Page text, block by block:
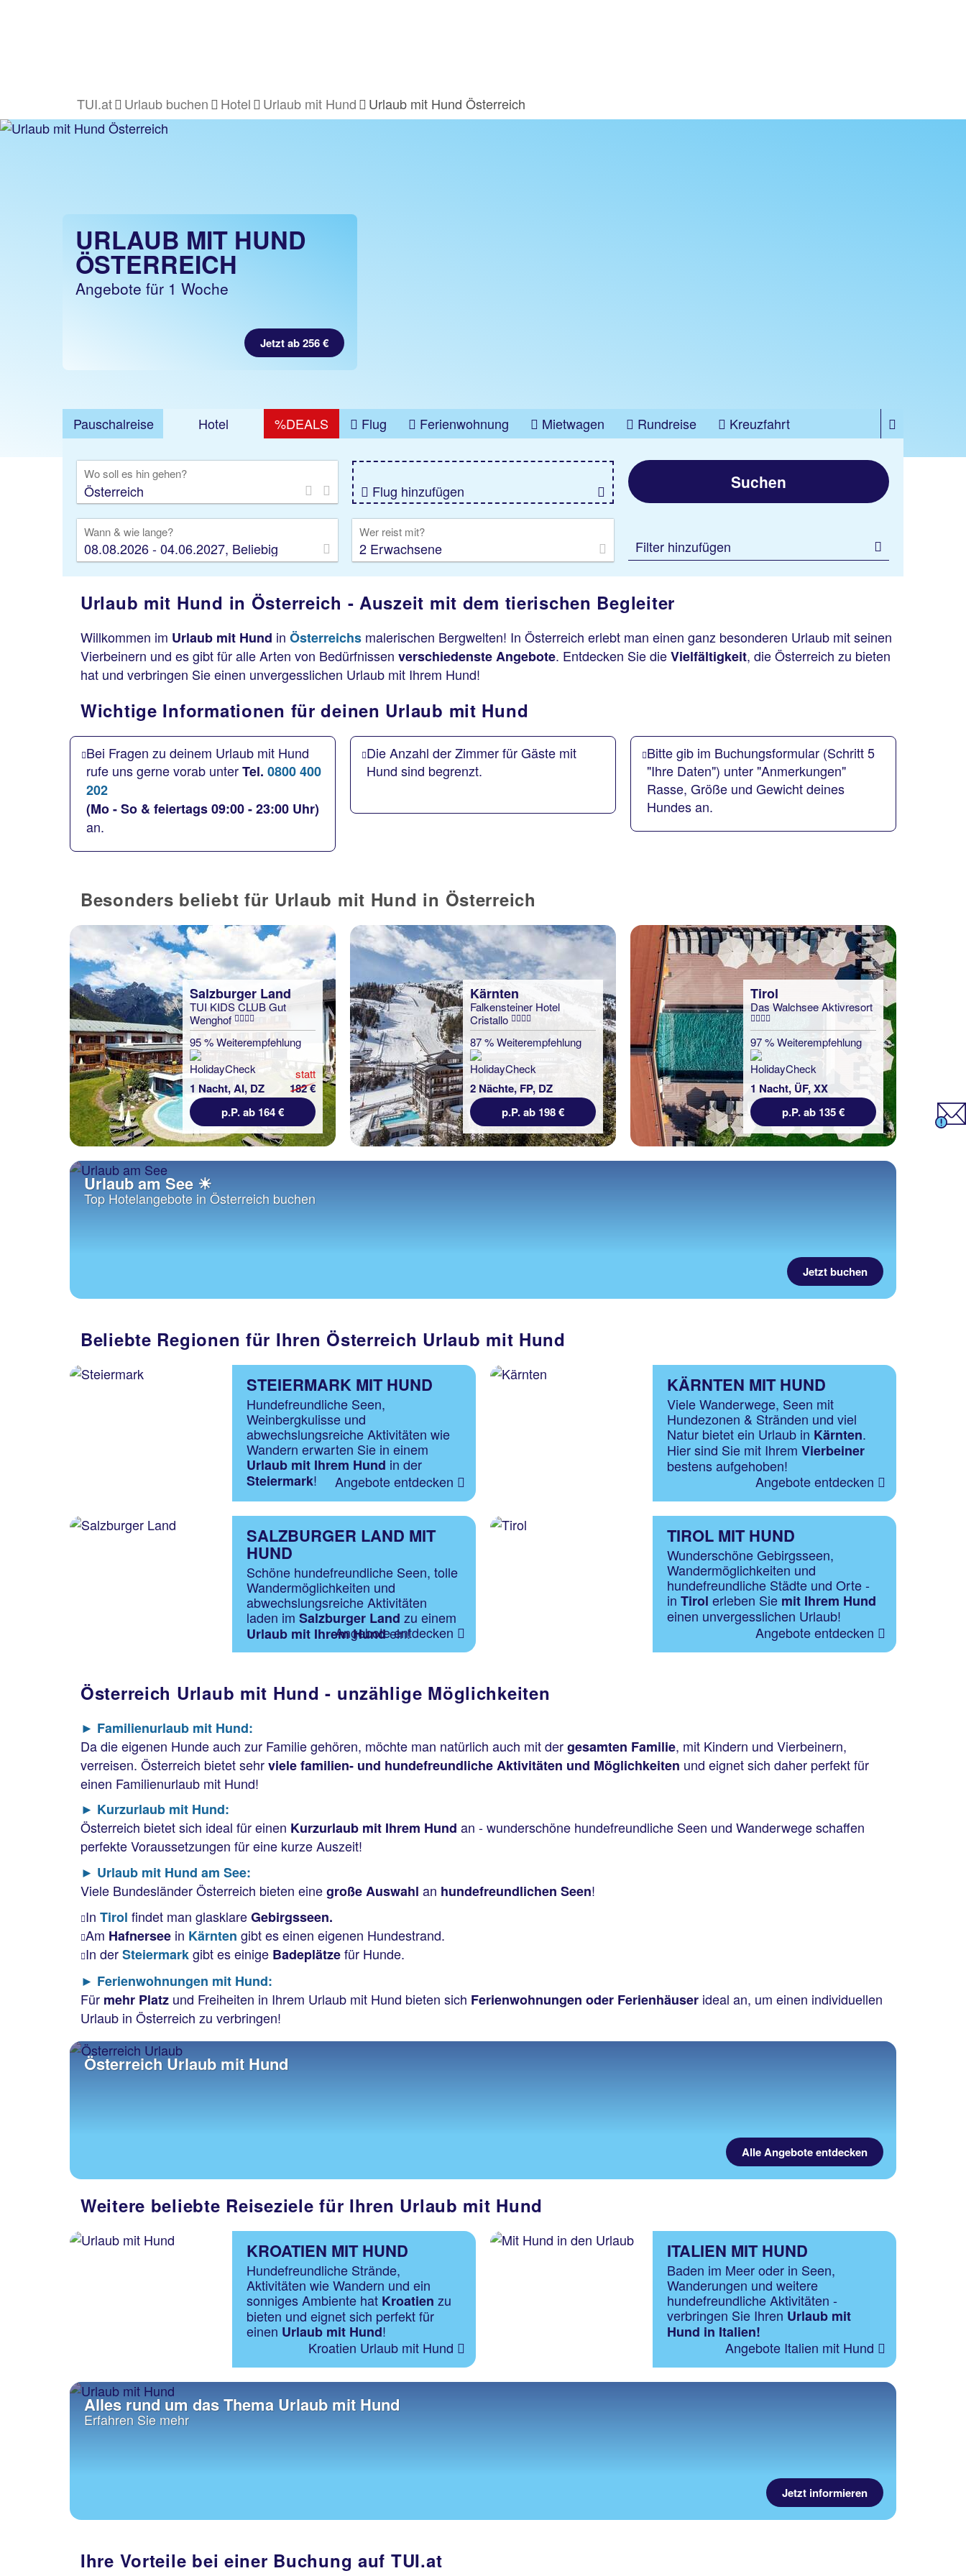
TUI.at Urlaub buchen Hotel Urlaub mit Hund Urlaub mit Hund Österreich
URLAUB MIT HUND
ÖSTERREICH
Angebote für 1 Woche
Jetzt ab 256 €
Pauschalreise Hotel %DEALS Flug Ferienwohnung Mietwagen Rundreise
Kreuzfahrt
Wo soll es hin gehen?
Flug hinzufügen
Wann & wie lange?
08.08.2026 - 04.06.2027, Beliebig
Wer reist mit?
2 Erwachsene
Suchen
Filter hinzufügen
Urlaub mit Hund in Österreich - Auszeit mit dem tierischen Begleiter
Willkommen im Urlaub mit Hund in Österreichs malerischen Bergwelten! In Österreich erlebt man einen ganz besonderen Urlaub mit seinen
Vierbeinern und es gibt für alle Arten von Bedürfnissen verschiedenste Angebote. Entdecken Sie dieVielfältigkeit, die Österreich zu bieten
hat und verbringen Sie einen unvergesslichen Urlaub mit Ihrem Hund!
Wichtige Informationen für deinen Urlaub mit Hund
Bei Fragen zu deinem Urlaub mit Hund
rufe uns gerne vorab unterTel. 0800 400
202
(Mo - So & feiertags 09:00 - 23:00 Uhr)
an.
Die Anzahl der Zimmer für Gäste mit
Hund sind begrenzt.
Bitte gib im Buchungsformular (Schritt 5
"Ihre Daten") unter "Anmerkungen"
Rasse, Größe und Gewicht deines
Hundes an.
Besonders beliebt für Urlaub mit Hund in Österreich
Salzburger Land
TUI KIDS CLUB Gut
Wenghof
95 % Weiterempfehlung
1 Nacht, AI, DZ
statt
182 €
p.P. ab 164 €
Kärnten
Falkensteiner Hotel
Cristallo
87 % Weiterempfehlung
2 Nächte, FP, DZ
p.P. ab 198 €
Tirol
Das Walchsee Aktivresort
97 % Weiterempfehlung
1 Nacht, ÜF, XX
p.P. ab 135 €
Urlaub am See ☀
Top Hotelangebote in Österreich buchen
Jetzt buchen
Beliebte Regionen für Ihren Österreich Urlaub mit Hund
STEIERMARK MIT HUND
Hundefreundliche Seen,
Weinbergkulisse und
abwechslungsreiche Aktivitäten wie
Wandern erwarten Sie in einem
Urlaub mit Ihrem Hund in der
Steiermark! Angebote entdecken
SALZBURGER LAND MIT
HUND
Schöne hundefreundliche Seen, tolle
Wandermöglichkeiten und
abwechslungsreiche Aktivitäten
laden im Salzburger Land zu einem
Urlaub mit Ihrem Hundein!
Angebote entdecken
KÄRNTEN MIT HUND
Viele Wanderwege, Seen mit
Hundezonen & Stränden und viel
Natur bietet ein Urlaub in Kärnten.
Hier sind Sie mit Ihrem Vierbeiner
bestens aufgehoben!
Angebote entdecken
TIROL MIT HUND
Wunderschöne Gebirgsseen,
Wandermöglichkeiten und
hundefreundliche Städte und Orte -
in Tirol erleben Sie mit Ihrem Hund
einen unvergesslichen Urlaub!
Angebote entdecken
Österreich Urlaub mit Hund - unzählige Möglichkeiten
► Familienurlaub mit Hund:
Da die eigenen Hunde auch zur Familie gehören, möchte man natürlich auch mit dergesamten Familie, mit Kindern und Vierbeinern,
verreisen. Österreich bietet sehrviele familien- und hundefreundliche Aktivitäten und Möglichkeiten und eignet sich daher perfekt für
einen Familienurlaub mit Hund!
► Kurzurlaub mit Hund:
Österreich bietet sich ideal für einen Kurzurlaub mit Ihrem Hund an - wunderschöne hundefreundliche Seen und Wanderwege schaffen
perfekte Voraussetzungen für eine kurze Auszeit!
► Urlaub mit Hund am See:
Viele Bundesländer Österreich bieten einegroße Auswahl an hundefreundlichen Seen!
In Tirol findet man glasklareGebirgsseen.
Am Hafnersee in Kärnten gibt es einen eigenen Hundestrand.
In derSteiermarkgibt es einige Badeplätzefür Hunde.
► Ferienwohnungen mit Hund:
Für mehr Platz und Freiheiten in Ihrem Urlaub mit Hund bieten sich Ferienwohnungen oder Ferienhäuser ideal an, um einen individuellen
Urlaub in Österreich zu verbringen!
Österreich Urlaub mit Hund
Alle Angebote entdecken
Weitere beliebte Reiseziele für Ihren Urlaub mit Hund
KROATIEN MIT HUND
Hundefreundliche Strände,
Aktivitäten wie Wandern und ein
sonniges Ambiente hat Kroatien zu
bieten und eignet sich perfekt für
einen Urlaub mit Hund!
Kroatien Urlaub mit Hund
ITALIEN MIT HUND
Baden im Meer oder in Seen,
Wanderungen und weitere
hundefreundliche Aktivitäten -
verbringen Sie Ihren Urlaub mit
Hund in Italien!
Angebote Italien mit Hund
Alles rund um das Thema Urlaub mit Hund
Erfahren Sie mehr
Jetzt informieren
Ihre Vorteile bei einer Buchung auf TUI.at